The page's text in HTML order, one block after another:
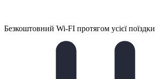
Безкоштовний Wi-FI протягом усієї поїздки